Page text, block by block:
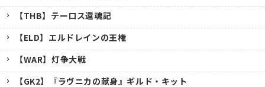
【THB】テーロス還魂記
【ELD】エルドレインの王権
【WAR】灯争大戦
【GK2】『ラヴニカの献身』ギルド・キット